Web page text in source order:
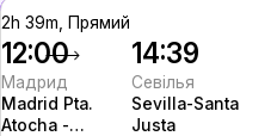
2h 39m, Прямий
12:00
Мадрид
Madrid Pta.
Atocha -
14:39
Севілья
Sevilla-Santa
Justa